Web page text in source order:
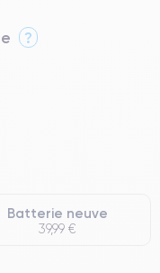
?
Premium.
Batterie neuve
39,99 €